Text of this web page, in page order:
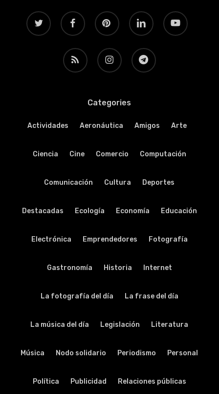
twitter facebook pinterest linkedin youtube
RSS instagram telegram
Categories
Actividades Aeronáutica Amigos Arte
Ciencia Cine Comercio Computación
Comunicación Cultura Deportes
Destacadas Ecología Economía Educación
Electrónica Emprendedores Fotografía
Gastronomía Historia Internet
La fotografía del día La frase del día
La música del día Legislación Literatura
Música Nodo solidario Periodismo Personal
Política Publicidad Relaciones públicas